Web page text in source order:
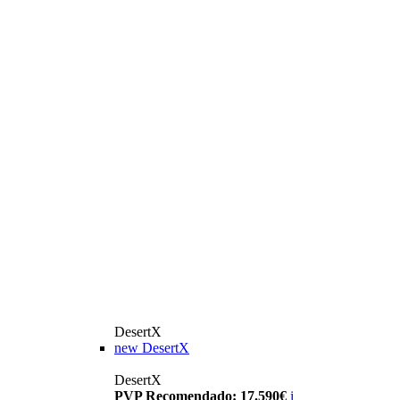
DesertX
new DesertX
DesertX
PVP Recomendado: 17.590€ i